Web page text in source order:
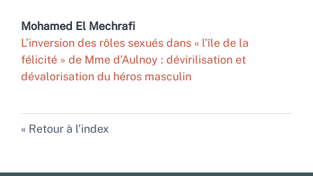
Mohamed El Mechrafi
L’inversion des rôles sexués dans « l’île de la
félicité » de Mme d’Aulnoy : dévirilisation et
dévalorisation du héros masculin
Retour à l’index